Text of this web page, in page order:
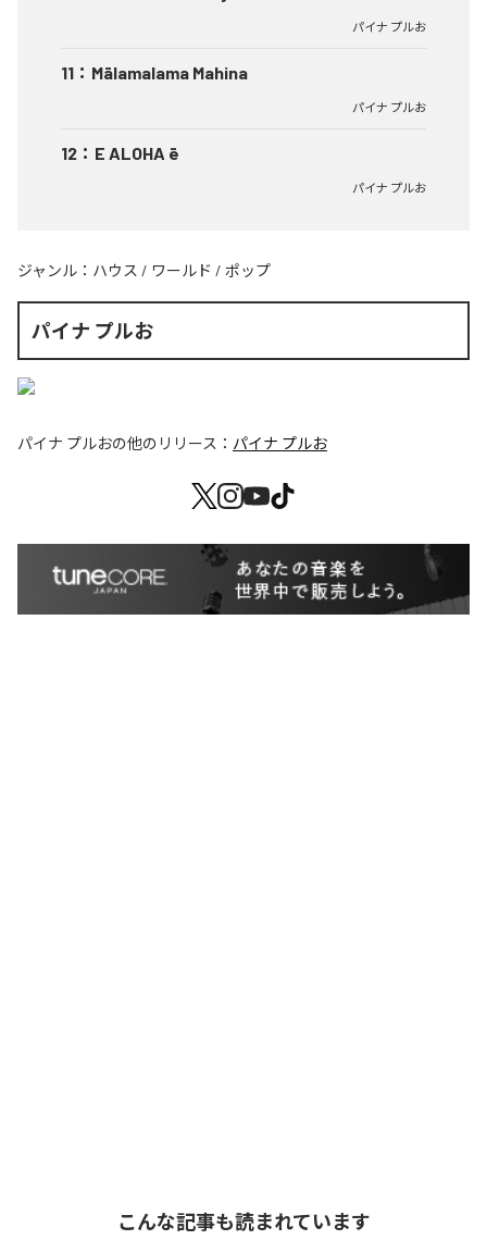
パイナ プルお
11 ： Mālamalama Mahina
パイナ プルお
12 ： E ALOHA ē
パイナ プルお
ジャンル： ハウス / ワールド / ポップ
パイナ プルお
パイナ プルおの他のリリース： パイナ プルお
こんな記事も読まれています